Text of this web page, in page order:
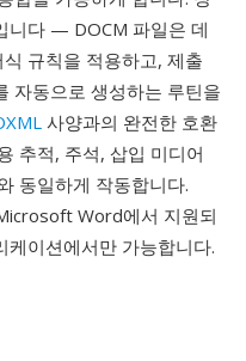
니다 — DOCM 파일은 데
규칙을 적용하고, 제출
자동으로 생성하는 루틴을
사양과의 완전한 호환
추적, 주석, 삽입 미디어
동일하게 작동합니다.
Word에서 지원되
케이션에서만 가능합니다.